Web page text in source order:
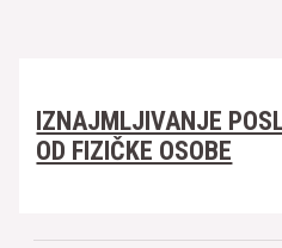
IZNAJMLJIVANJE
OD FIZIČKE OSOBE